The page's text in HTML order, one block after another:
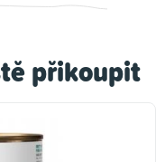
přikoupit